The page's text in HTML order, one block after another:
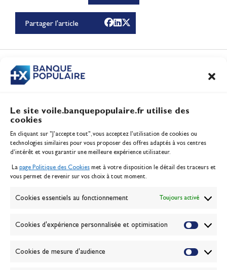
Le site voile.banquepopulaire.fr utilise des
cookies
En cliquant sur "J'accepte tout", vous acceptez l’utilisation de cookies ou
technologies similaires pour vous proposer des offres adaptés à vos centres
d’intérêt et vous garantir une meilleure expérience utilisateur.
La page Politique des Cookies met à votre disposition le détail des traceurs et
vous permet de revenir sur vos choix à tout moment.
Cookies essentiels au fonctionnement Toujours activé
Cookies d'expérience personnalisée et optimisation
Cookies de mesure d'audience
Partager l'article
CONTENUS
d'eau des Jeux
Olympiques 2028
Inscription serveur média
Contact
Politique des cookies
Banque de la voile
Passion Voile TV